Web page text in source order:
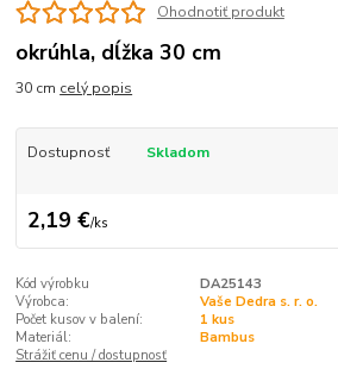
Ohodnotiť produkt
okrúhla, dĺžka 30 cm
30 cm celý popis
Dostupnosť Skladom
2,19 €/ks
Kód výrobku
DA25143
Výrobca:
Vaše Dedra s. r. o.
Počet kusov v balení:
1 kus
Materiál:
Bambus
Strážiť cenu / dostupnosť